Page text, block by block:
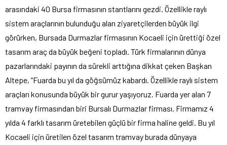
arasındaki 40 Bursa firmasının stantlarını gezdi. Özellikle raylı
sistem araçlarının bulunduğu alan ziyaretçilerden büyük ilgi
görürken, Bursada Durmazlar firmasının Kocaeli için ürettiği özel
tasarım araç da büyük beğeni topladı. Türk firmalarının dünya
pazarlarındaki payının da sürekli arttığına dikkat çeken Başkan
Altepe, “Fuarda bu yıl da göğsümüz kabardı. Özellikle raylı sistem
araçları konusunda büyük bir gurur yaşıyoruz. Fuarda yer alan 7
tramvay firmasından biri Bursalı Durmazlar firması. Firmamız 4
yılda 4 farklı tasarım üretebilen güçlü bir firma haline geldi. Bu yıl
Kocaeli için üretilen özel tasarım tramvay burada dünyaya